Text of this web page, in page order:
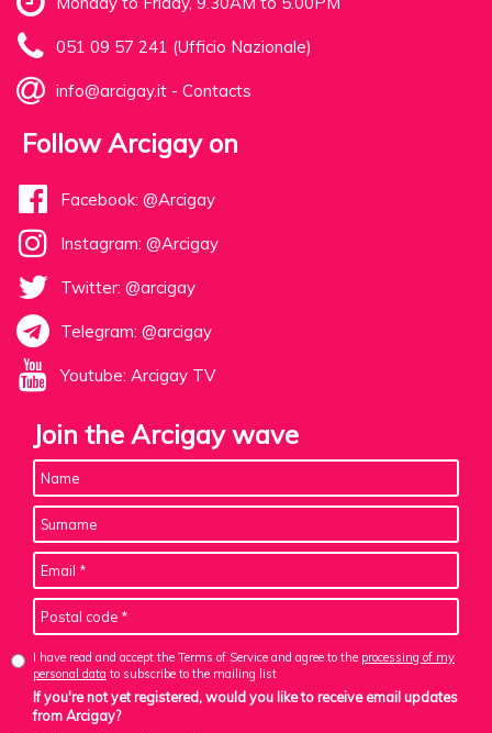
051 09 57 241 (Ufficio Nazionale)
info@arcigay.it - Contacts
Follow Arcigay on
Facebook: @Arcigay
Instagram: @Arcigay
Twitter: @arcigay
Telegram: @arcigay
Youtube: Arcigay TV
Join the Arcigay wave
I have read and accept the Terms of Service and agree to the processing of my
personal data to subscribe to the mailing list
If you're not yet registered, would you like to receive email updates
from Arcigay?